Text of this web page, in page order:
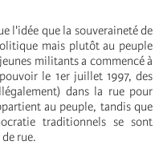
l'idée que la souveraineté de
mais plutôt au peuple
militants a commencé à
le 1er juillet 1997, des
dans la rue pour
au peuple, tandis que
traditionnels se sont
rue.